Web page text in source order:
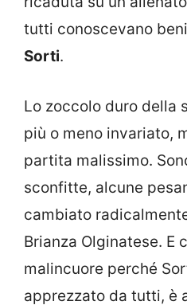
tutti conoscevano
Sorti.
Lo zoccolo duro della
più o meno invariato,
partita malissimo.
sconfitte, alcune
cambiato
Brianza Olginatese. E
malincuore perché
apprezzato da tutti, è